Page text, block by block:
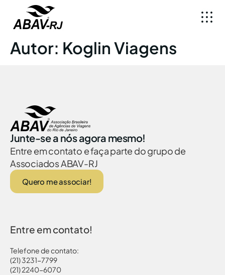
Autor: Koglin Viagens
Junte-se a nós agora mesmo!
Entre em contato e faça parte do grupo de
Associados ABAV-RJ
Quero me associar!
Entre em contato!
Telefone de contato:
(21) 3231-7799
(21) 2240-6070